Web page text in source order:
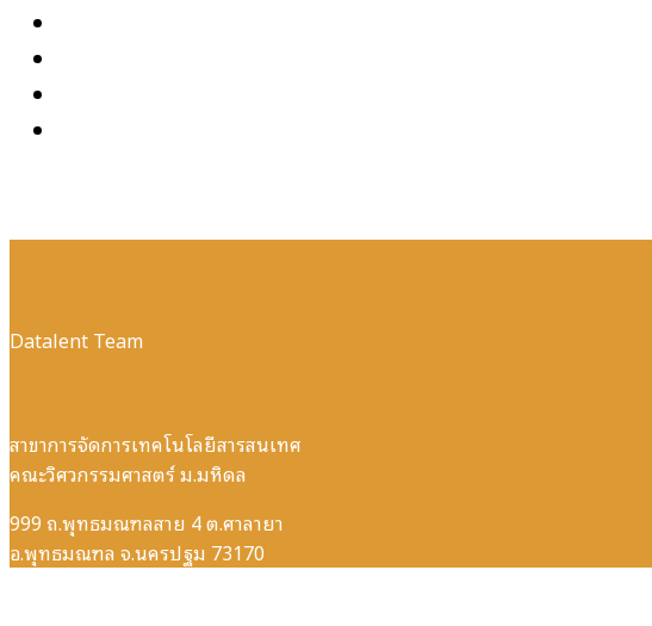
Datalent Team
สาขาการจัดการเทคโนโลยีสารสนเทศ
คณะวิศวกรรมศาสตร์ ม.มหิดล
999 ถ.พุทธมณฑลสาย 4 ต.ศาลายา
อ.พุทธมณฑล จ.นครปฐม 73170